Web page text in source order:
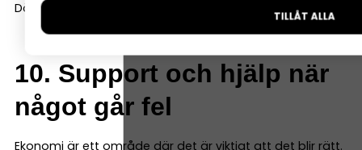
Då slipper du byta system när företaget utvecklas.
10. Support och hjälp när
något går fel
Ekonomi är ett område där det är viktigt att det blir rätt.
TILLÅT ALLA